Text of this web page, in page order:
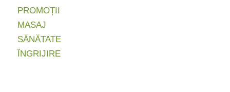
PROMOȚII
MASAJ
SĂNĂTATE
ÎNGRIJIRE